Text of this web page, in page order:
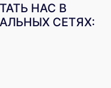
НАС В
СЕТЯХ: